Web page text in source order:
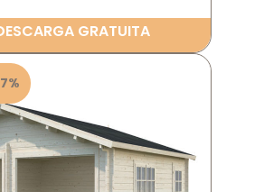
GRATUITA